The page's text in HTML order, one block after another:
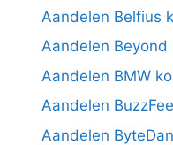
Aandelen Belfius
Aandelen Beyond
Aandelen BMW
Aandelen
Aandelen